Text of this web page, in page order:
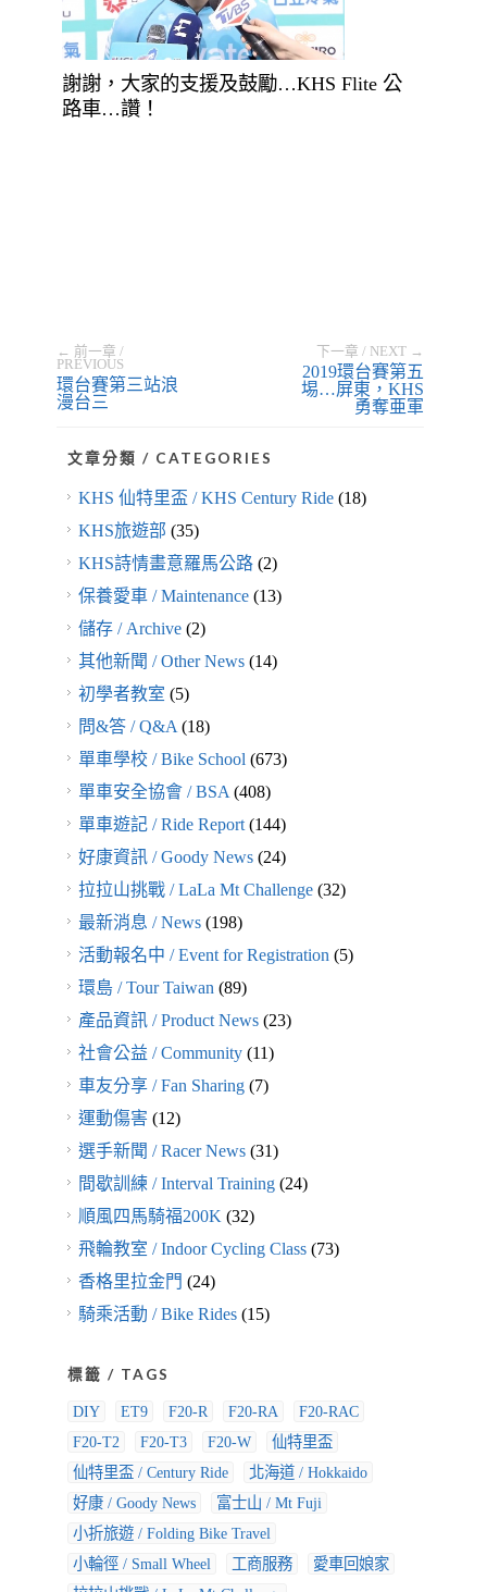
謝謝，大家的支援及鼓勵…KHS Flite 公
路車…讚！
← 前一章 /
PREVIOUS
環台賽第三站浪
漫台三
下一章 / NEXT →
2019環台賽第五
埸…屏東，KHS
勇奪亜軍
文章分類 / CATEGORIES
KHS 仙特里盃 / KHS Century Ride(18)
KHS旅遊部 (35)
KHS詩情畫意羅馬公路(2)
保養愛車 / Maintenance(13)
儲存 / Archive(2)
其他新聞 / Other News(14)
初學者教室 (5)
問&答 / Q&A (18)
單車學校 / Bike School (673)
單車安全協會 / BSA (408)
單車遊記 / Ride Report(144)
好康資訊 / Goody News(24)
拉拉山挑戰 / LaLa Mt Challenge(32)
最新消息 / News(198)
活動報名中 / Event for Registration (5)
環島 / Tour Taiwan (89)
產品資訊 / Product News(23)
社會公益 / Community(11)
車友分享 / Fan Sharing(7)
運動傷害(12)
選手新聞 / Racer News(31)
間歇訓練 / Interval Training(24)
順風四馬騎福200K (32)
飛輪教室 / Indoor Cycling Class(73)
香格里拉金門 (24)
騎乘活動 / Bike Rides(15)
標籤 / TAGS
DIY ET9 F20-R F20-RA
F20-RAC
F20-T2
F20-T3 F20-W
仙特里盃
仙特里盃 / Century Ride
北海道 / Hokkaido
好康 / Goody News
富士山 / Mt Fuji
小折旅遊 / Folding Bike Travel
小輪徑 / Small Wheel
工商服務
愛車回娘家